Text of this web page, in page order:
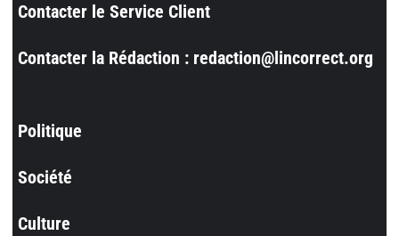
Contacter le Service Client
Contacter la Rédaction : redaction@lincorrect.org
Politique
Société
Culture